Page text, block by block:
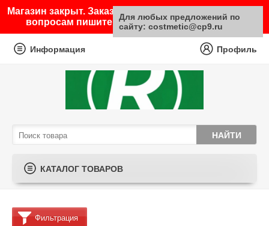
Магазин закрыт. Заказы не принимаются. По любым
вопросам пишите на почту sale@costmetic.ru
Информация Профиль
КАТАЛОГ ТОВАРОВ
Фильтрация
Для любых предложений по
сайту: costmetic@cp9.ru